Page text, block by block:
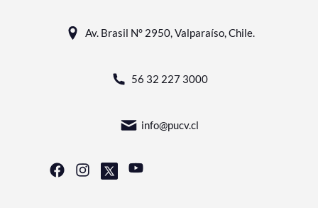
Av. Brasil N° 2950, Valparaíso, Chile.
56 32 227 3000
info@pucv.cl